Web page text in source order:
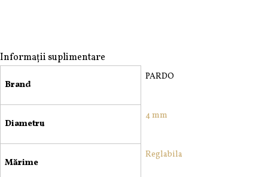
Informații suplimentare
Brand
PARDO
Diametru
4 mm
Mărime
Reglabila